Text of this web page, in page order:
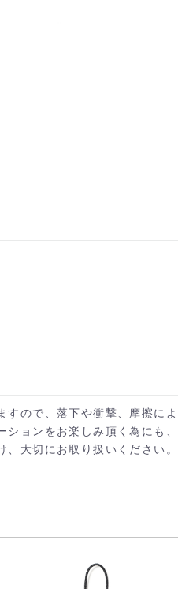
すので、落下や衝撃、摩擦に
ションをお楽しみ頂く為にも、
大切にお取り扱いください。
カートへ進む